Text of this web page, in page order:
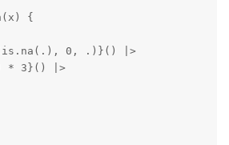
{
0, .)}() |>
* 3}() |>